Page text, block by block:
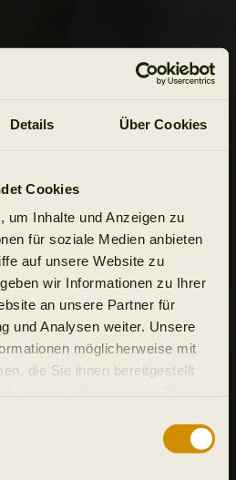
Details Über Cookies
Cookies
um Inhalte und Anzeigen zu
für soziale Medien anbieten
auf unsere Website zu
wir Informationen zu Ihrer
an unsere Partner für
und Analysen weiter. Unsere
möglicherweise mit
die Sie ihnen bereitgestellt